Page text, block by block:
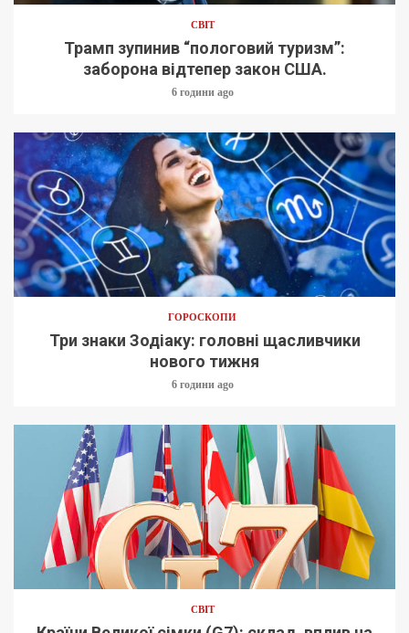
СВІТ
Трамп зупинив “пологовий туризм”:
заборона відтепер закон США.
6 години ago
ГОРОСКОПИ
Три знаки Зодіаку: головні щасливчики
нового тижня
6 години ago
СВІТ